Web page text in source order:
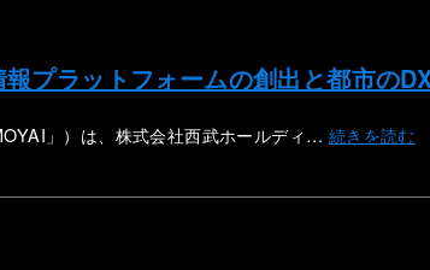
プラットフォームの創出と都市の
」）は、株式会社西武ホールディ… 続きを読む